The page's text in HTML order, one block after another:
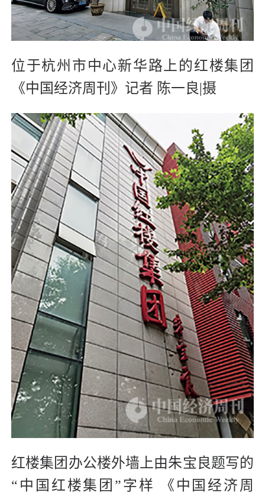
位于杭州市中心新华路上的红楼集团
《中国经济周刊》记者 陈一良|摄
红楼集团办公楼外墙上由朱宝良题写的
“中国红楼集团”字样 《中国经济周